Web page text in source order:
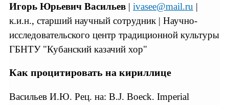
Игорь Юрьевич Васильев | ivasee@mail.ru |
к.и.н., старший научный сотрудник | Научно-
исследовательского центр традиционной культуры
ГБНТУ "Кубанский казачий хор"
Как процитировать на кириллице
Васильев И.Ю. Рец. на: B.J. Boeck. Imperial